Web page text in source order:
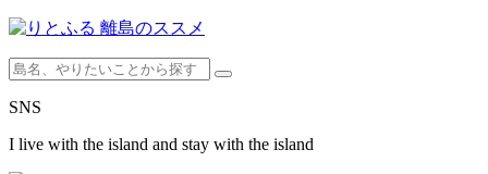
SNS
I live with the island and stay with the island